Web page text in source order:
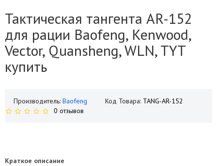
Тактическая тангента AR-152
для рации Baofeng, Kenwood,
Vector, Quansheng, WLN, TYT
купить
Производитель: Baofeng Код Товара: TANG-AR-152
0 отзывов
Краткое описание